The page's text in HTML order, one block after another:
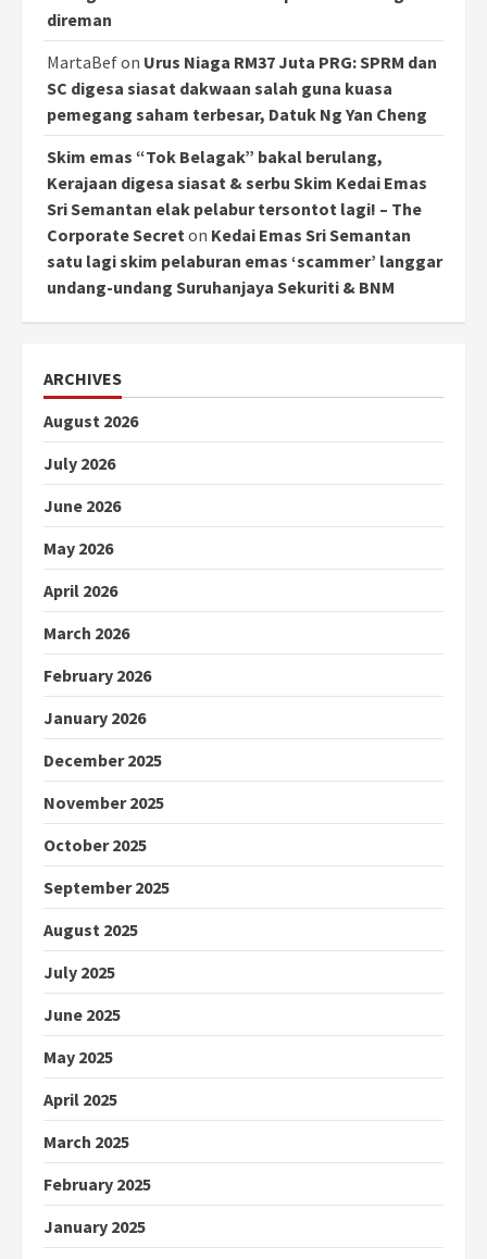
direman
MartaBefon Urus Niaga RM37 Juta PRG: SPRM dan
SC digesa siasat dakwaan salah guna kuasa
pemegang saham terbesar, Datuk Ng Yan Cheng
Skim emas “Tok Belagak” bakal berulang,
Kerajaan digesa siasat & serbu Skim Kedai Emas
Sri Semantan elak pelabur tersontot lagi! – The
Corporate Secret on Kedai Emas Sri Semantan
satu lagi skim pelaburan emas ‘scammer’ langgar
undang-undang Suruhanjaya Sekuriti & BNM
ARCHIVES
August 2026
July 2026
June 2026
May 2026
April 2026
March 2026
February 2026
January 2026
December 2025
November 2025
October 2025
September 2025
August 2025
July 2025
June 2025
May 2025
April 2025
March 2025
February 2025
January 2025